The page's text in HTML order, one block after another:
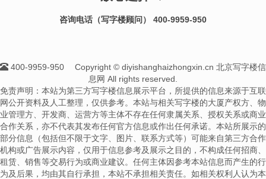
咨询电话（写字楼顾问） 400-9959-950
400-9959-950
Copyright © diyishanghaizhongxin.cn 北京写字楼信
息网 All rights reserved.
免责声明：本站为第三方写字楼信息展示平台，所提供的信息来源于互联
网公开资料及人工整理，仅供参考。本站与相关写字楼的大厦产权方、物
业管理方、开发商、运营方等主体不存在任何隶属关系、授权关系或商业
合作关系，亦不代表其发布任何官方信息或作出任何承诺。本站所展示的
部分信息（包括但不限于文字、图片、联系方式等）可能来自第三方合作
机构或广告展示内容，仅用于信息参考及展示之目的，不构成任何招商、
租赁、销售等交易行为或商业建议。任何主体因参考本站信息而产生的行
为及后果，均由其自行承担，本站不承担相关责任。如相关权利人认为本